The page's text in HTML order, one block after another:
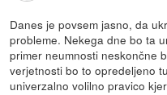
Danes je povsem jasno, da
probleme. Nekega dne bo ta
primer neumnosti neskončne
verjetnosti bo to opredeljeno
univerzalno volilno pravico